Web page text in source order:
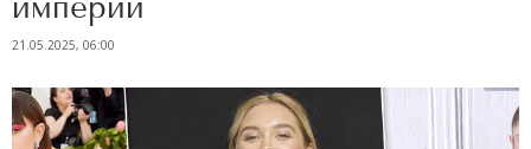
империи
21.05.2025, 06:00